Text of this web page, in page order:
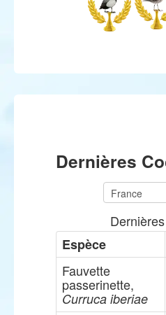
Dernières
Espèce
Fauvette
passerinette,
Curruca iberiae